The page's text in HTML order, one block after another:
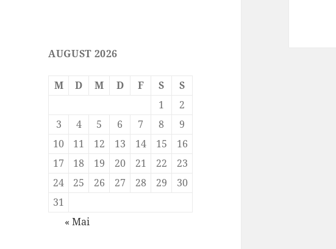
AUGUST 2026
M D M D F S
S
1
2
3
4 5 6 7 8
9
10
11 12 13 14 15
16
17
18 19 20 21 22
23
24
25 26 27 28 29
30
31
« Mai